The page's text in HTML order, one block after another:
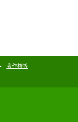
著作権等